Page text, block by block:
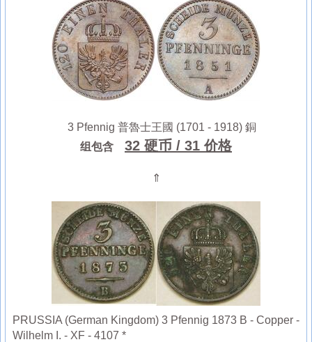
3 Pfennig 普魯士王國 (1701 - 1918) 銅
组包含
32 硬币 / 31 价格
⇑
PRUSSIA (German Kingdom) 3 Pfennig 1873 B - Copper -
Wilhelm I. - XF - 4107 *